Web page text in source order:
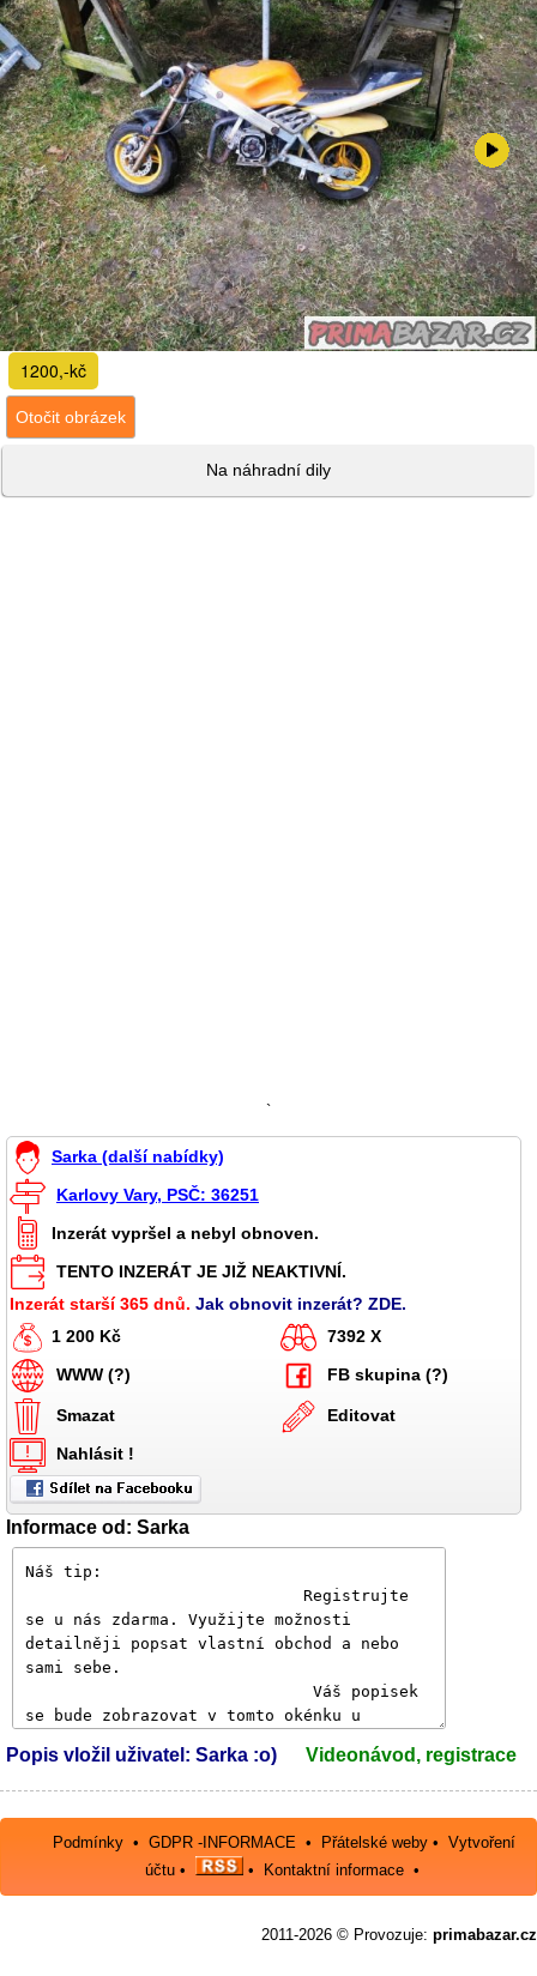
1200,-kč
Otočit obrázek
Na náhradní dily
`
Sarka (další nabídky)
Karlovy Vary, PSČ: 36251
Inzerát vypršel a nebyl obnoven.
TENTO INZERÁT JE JIŽ NEAKTIVNÍ.
Inzerát starší 365 dnů. Jak obnovit inzerát? ZDE.
1 200 Kč
7392 X
WWW (?)
FB skupina (?)
Smazat
Editovat
Nahlásit !
Informace od: Sarka
Popis vložil uživatel: Sarka :o) Videonávod, registrace
Podmínky •GDPR -INFORMACE • Přátelské weby •Vytvoření
účtu• • Kontaktní informace•
2011-2026 © Provozuje: primabazar.cz